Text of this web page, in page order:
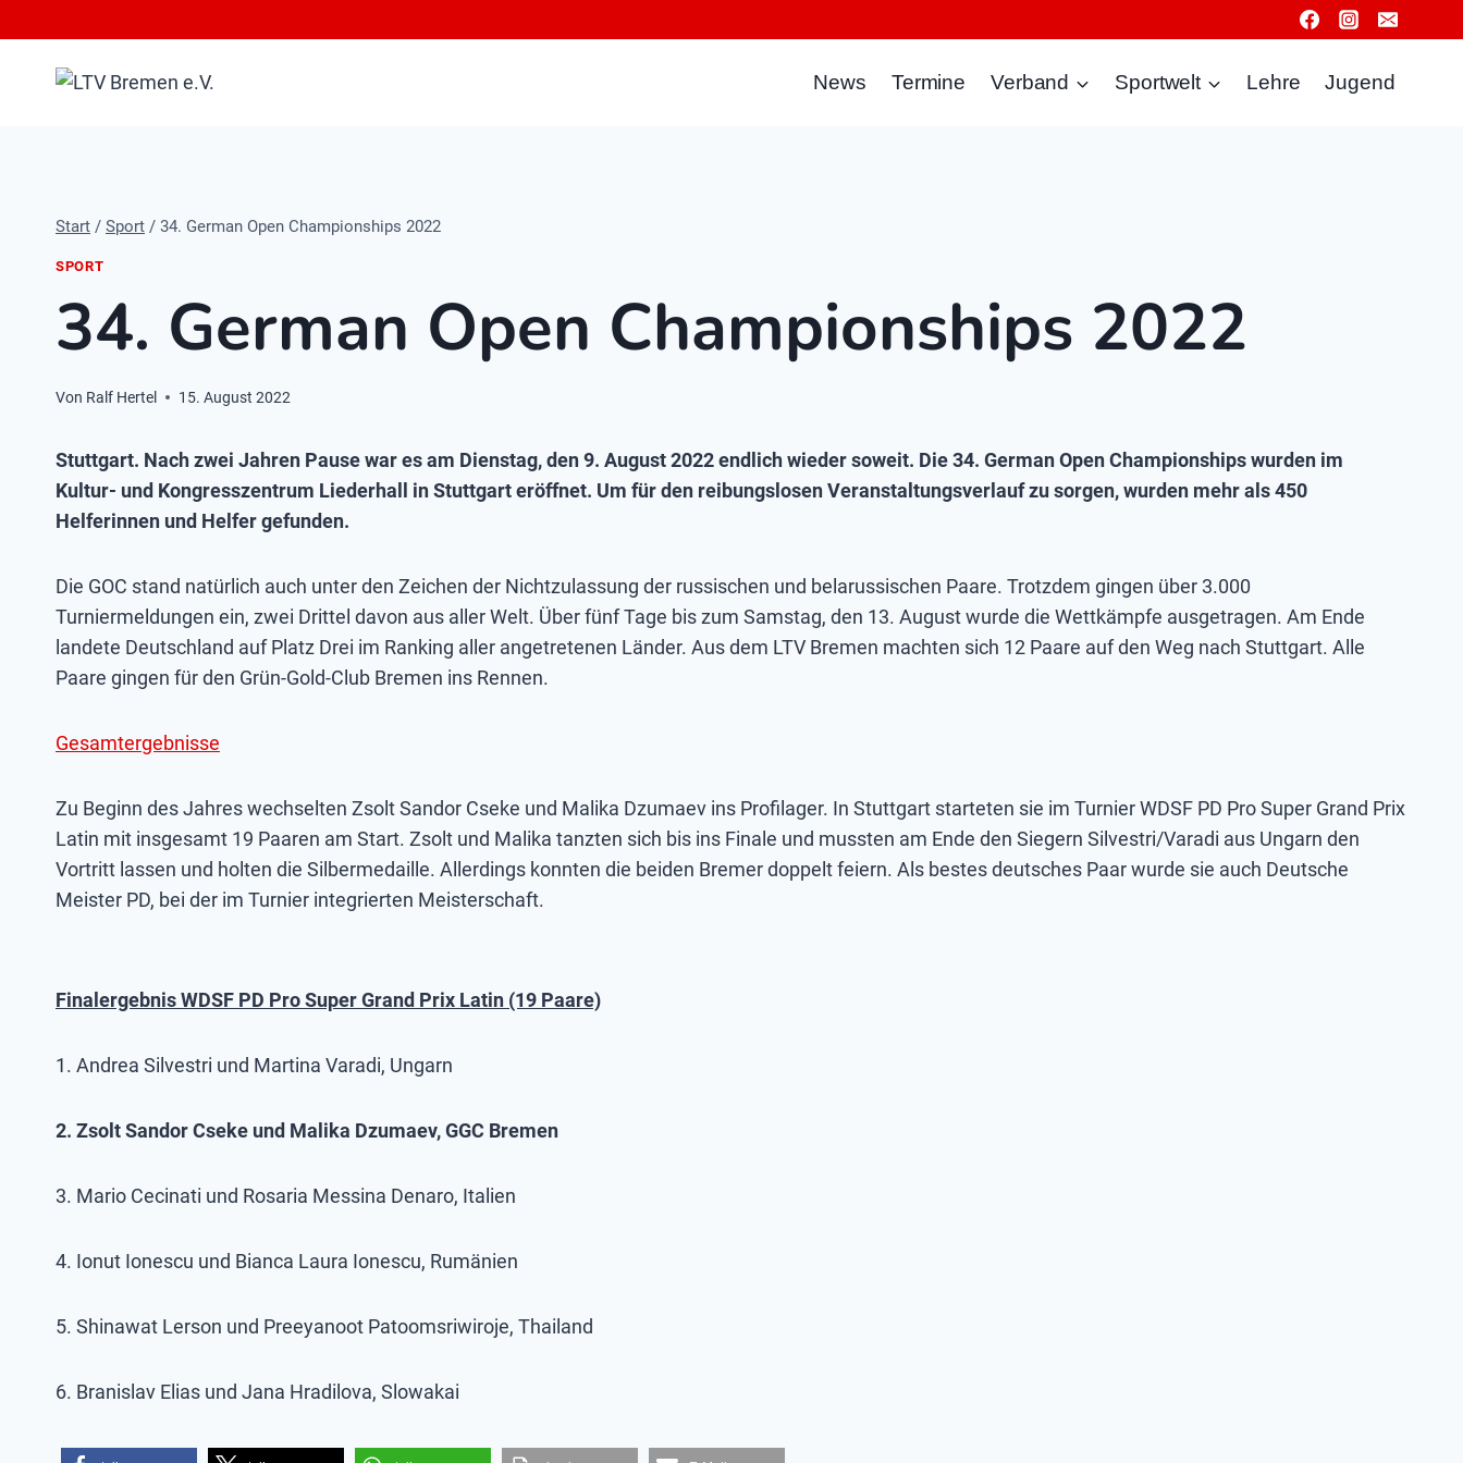
Inhalt
springen
News Termine Verband Sportwelt Lehre Jugend
Start / Sport / 34. German Open Championships 2022
SPORT
34. German Open Championships 2022
Von Ralf Hertel 15. August 2022
Stuttgart. Nach zwei Jahren Pause war es am Dienstag, den 9. August 2022 endlich wieder soweit. Die 34. German Open Championships wurden im
Kultur- und Kongresszentrum Liederhall in Stuttgart eröffnet. Um für den reibungslosen Veranstaltungsverlauf zu sorgen, wurden mehr als 450
Helferinnen und Helfer gefunden.
Die GOC stand natürlich auch unter den Zeichen der Nichtzulassung der russischen und belarussischen Paare. Trotzdem gingen über 3.000
Turniermeldungen ein, zwei Drittel davon aus aller Welt. Über fünf Tage bis zum Samstag, den 13. August wurde die Wettkämpfe ausgetragen. Am Ende
landete Deutschland auf Platz Drei im Ranking aller angetretenen Länder. Aus dem LTV Bremen machten sich 12 Paare auf den Weg nach Stuttgart. Alle
Paare gingen für den Grün-Gold-Club Bremen ins Rennen.
Gesamtergebnisse
Zu Beginn des Jahres wechselten Zsolt Sandor Cseke und Malika Dzumaev ins Profilager. In Stuttgart starteten sie im Turnier WDSF PD Pro Super Grand Prix
Latin mit insgesamt 19 Paaren am Start. Zsolt und Malika tanzten sich bis ins Finale und mussten am Ende den Siegern Silvestri/Varadi aus Ungarn den
Vortritt lassen und holten die Silbermedaille. Allerdings konnten die beiden Bremer doppelt feiern. Als bestes deutsches Paar wurde sie auch Deutsche
Meister PD, bei der im Turnier integrierten Meisterschaft.
FinalergebnisWDSF PD Pro Super Grand Prix Latin (19 Paare)
1. Andrea Silvestri und Martina Varadi, Ungarn
2. Zsolt Sandor Cseke und Malika Dzumaev, GGC Bremen
3. Mario Cecinati und Rosaria Messina Denaro, Italien
4. Ionut Ionescu und Bianca Laura Ionescu, Rumänien
5. Shinawat Lerson und Preeyanoot Patoomsriwiroje, Thailand
6. Branislav Elias und Jana Hradilova, Slowakai